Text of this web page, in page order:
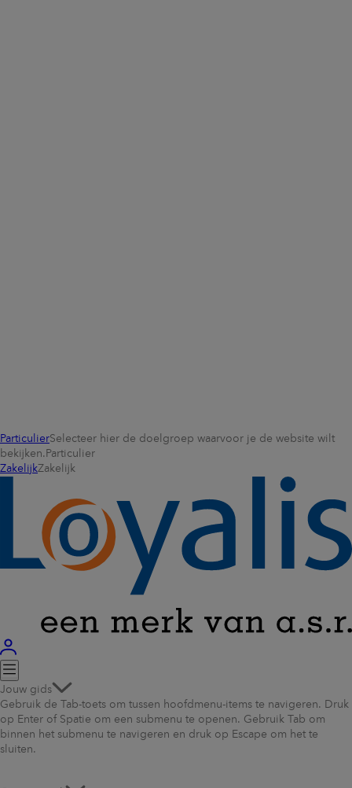
ParticulierSelecteer hier de doelgroep waarvoor je de website wilt
bekijken. Particulier
ZakelijkZakelijk
Jouw gids
Gebruik de Tab-toets om tussen hoofdmenu-items te navigeren. Druk
op Enter of Spatie om een submenu te openen. Gebruik Tab om
binnen het submenu te navigeren en druk op Escape om het te
sluiten.